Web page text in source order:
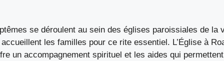
se déroulent au sein des églises paroissiales de la
les familles pour ce rite essentiel. L’Église à
un accompagnement spirituel et les aides qui